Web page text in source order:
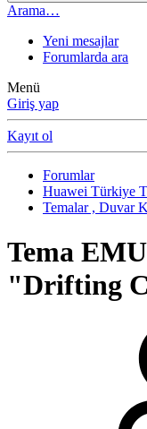
Arama…
Yeni mesajlar
Forumlarda ara
Menü
Giriş yap
Kayıt ol
Forumlar
Huawei Türkiye
Temalar , Duvar
Tema
"Drifting